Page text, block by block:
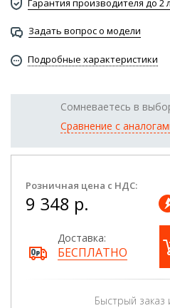
Гарантия производителя до 2
Задать вопрос о модели
Подробные характеристики
Сомневаетесь в
Сравнение с
Розничная цена с НДС:
9 348 р.
Доставка:
БЕСПЛАТНО
Быстрый заказ